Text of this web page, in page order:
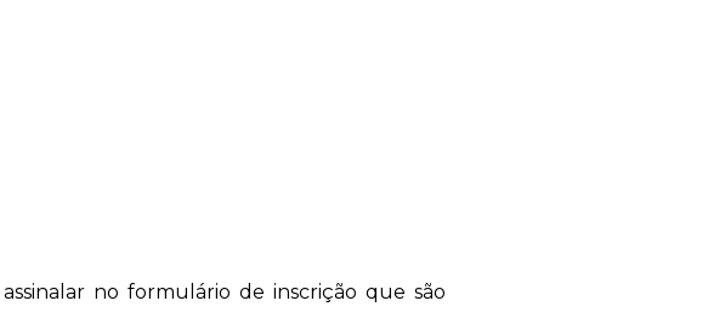
no formulário de inscrição que são